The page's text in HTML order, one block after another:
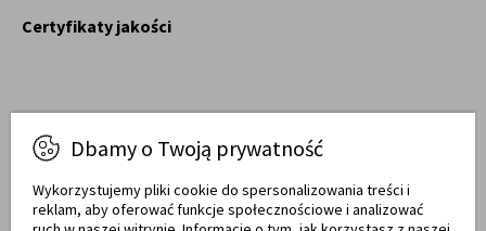
Certyfikaty jakości
Raty obsługują
Dbamy o Twoją prywatność
Wykorzystujemy pliki cookie do spersonalizowania treści i
reklam, aby oferować funkcje społecznościowe i analizować